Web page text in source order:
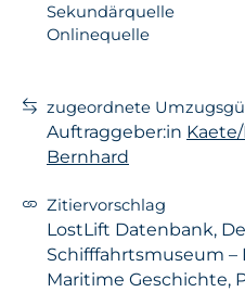
Sekundärquelle
Onlinequelle
zugeordnete
Auftraggeber:in
Bernhard
Zitiervorschlag
LostLift Datenbank,
Schifffahrtsmuseum
Maritime Geschichte,